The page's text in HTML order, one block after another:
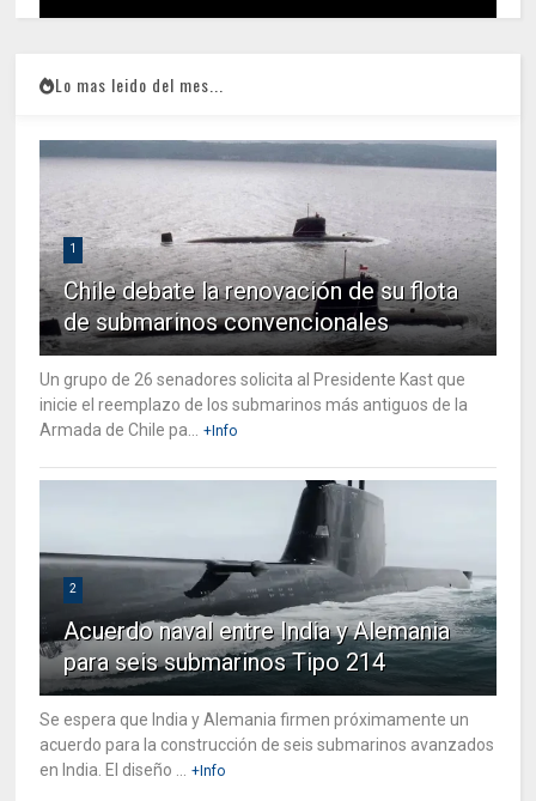
Lo mas leido del mes...
1
Chile debate la renovación de su flota
de submarinos convencionales
Un grupo de 26 senadores solicita al Presidente Kast que
inicie el reemplazo de los submarinos más antiguos de la
Armada de Chile pa...
+Info
2
Acuerdo naval entre India y Alemania
para seis submarinos Tipo 214
Se espera que India y Alemania firmen próximamente un
acuerdo para la construcción de seis submarinos avanzados
en India. El diseño ...
+Info